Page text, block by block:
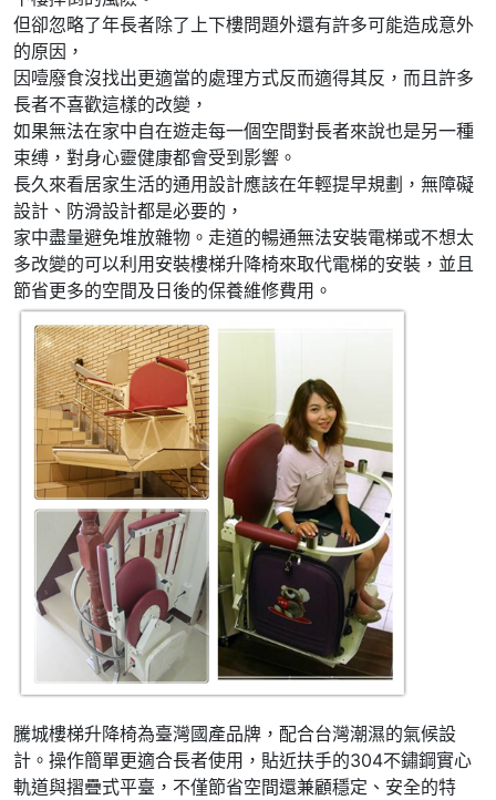
但卻忽略了年長者除了上下樓問題外還有許多可能造成意外
的原因，
因噎廢食沒找出更適當的處理方式反而適得其反，而且許多
長者不喜歡這樣的改變，
如果無法在家中自在遊走每一個空間對長者來說也是另一種
束缚，對身心靈健康都會受到影響。
長久來看居家生活的通用設計應該在年輕提早規劃，無障礙
設計、防滑設計都是必要的，
家中盡量避免堆放雜物。走道的暢通無法安裝電梯或不想太
多改變的可以利用安裝樓梯升降椅來取代電梯的安裝，並且
節省更多的空間及日後的保養維修費用。
騰城樓梯升降椅為臺灣國產品牌，配合台灣潮濕的氣候設
計。操作簡單更適合長者使用，貼近扶手的304不鏽鋼實心
軌道與摺疊式平臺，不僅節省空間還兼顧穩定、安全的特